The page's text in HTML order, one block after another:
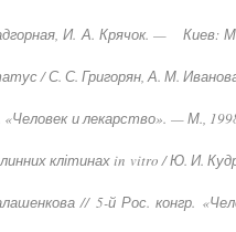
И. А. Крячок. — Киев:
/ С. С. Григорян, А. М.
и лекарство». — М.,
клітинах in vitro / Ю. И.
// 5-й Рос. конгр.